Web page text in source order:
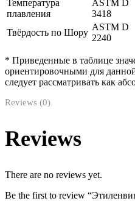
Температура
плавления
ASTM D
3418
Твёрдость по Шору
ASTM D
2240
* Приведенные в таблице
ориентировочными для
следует рассматривать как
Reviews (0)
Reviews
There are no reviews yet.
Be the first to review